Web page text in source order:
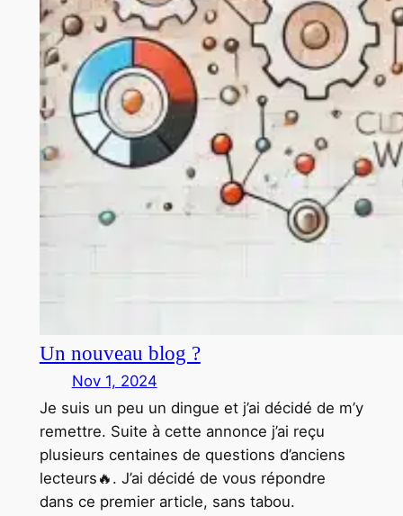
Un nouveau blog ?
Nov 1, 2024
Je suis un peu un dingue et j’ai décidé de m’y
remettre. Suite à cette annonce j’ai reçu
plusieurs centaines de questions d’anciens
lecteurs🔥. J’ai décidé de vous répondre
dans ce premier article, sans tabou.